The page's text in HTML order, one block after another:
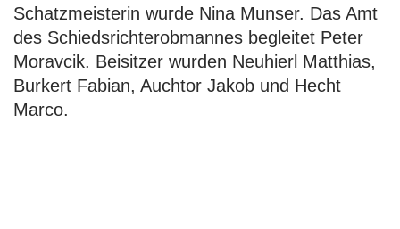
Schatzmeisterin wurde Nina Munser. Das Amt
des Schiedsrichterobmannes begleitet Peter
Moravcik. Beisitzer wurden Neuhierl Matthias,
Burkert Fabian, Auchtor Jakob und Hecht
Marco.